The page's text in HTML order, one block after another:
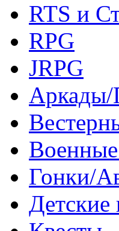
RTS и
RPG
JRPG
Аркады/
Гонки/
Детские